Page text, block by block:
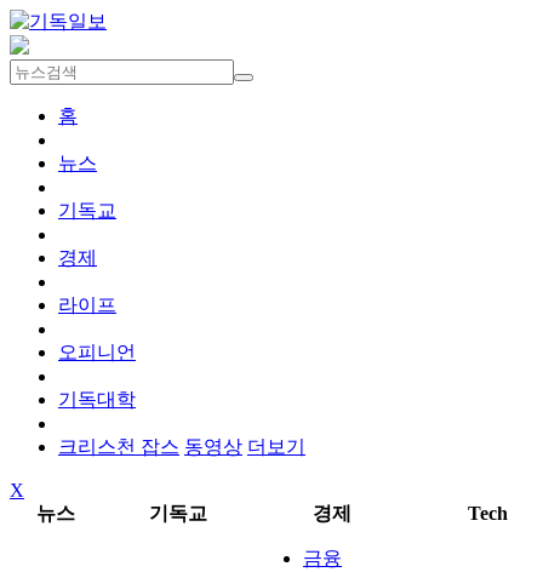
홈
뉴스
기독교
경제
라이프
오피니언
기독대학
크리스천 잡스 동영상 더보기
X
뉴스
기독교 경제 Tech
금융